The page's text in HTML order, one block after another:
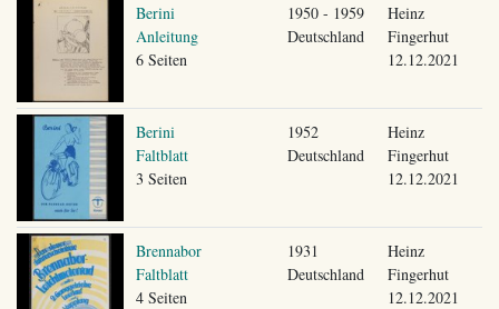
Berini
Anleitung
6 Seiten
1950 - 1959
Deutschland
Heinz
Fingerhut
12.12.2021
Berini
Faltblatt
3 Seiten
1952
Deutschland
Heinz
Fingerhut
12.12.2021
Brennabor
Faltblatt
4 Seiten
1931
Deutschland
Heinz
Fingerhut
12.12.2021